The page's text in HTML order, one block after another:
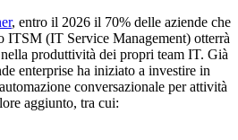
, entro il 2026 il 70% delle aziende che
ITSM (IT Service Management) otterrà
produttività dei propri team IT. Già
enterprise ha iniziato a investire in
conversazionale per attività
aggiunto, tra cui: